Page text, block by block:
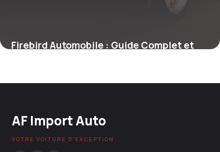
Firebird Automobile : Guide Complet et
AF Import Auto
VOTRE VOITURE D'EXCEPTION